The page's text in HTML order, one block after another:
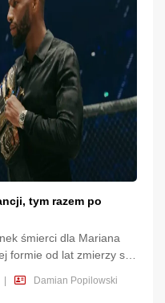
tym razem po
śmierci dla Mariana
formie od lat zmierzy się
pozostaje,
| Damian Popilowski